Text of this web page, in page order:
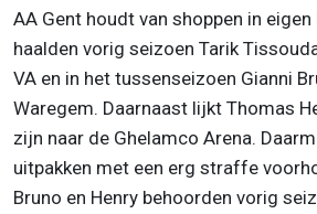
AA Gent houdt van shoppen in
haalden vorig seizoen Tarik
VA en in het tussenseizoen Gianni
Waregem. Daarnaast lijkt Thomas
zijn naar de Ghelamco Arena.
uitpakken met een erg straffe
Bruno en Henry behoorden vorig